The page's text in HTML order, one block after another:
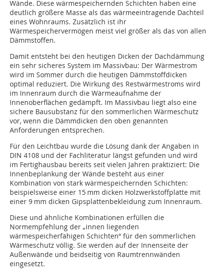
Wände. Diese wärmespeichern­den Schichten haben eine
deutlich größere Masse als das wärmeeintragende Dachteil
eines Wohnraums. Zusätzlich ist ihr
Wärmespeichervermögen meist viel größer als das von allen
Dämmstoffen.
Damit entsteht bei den heutigen Dicken der Dachdämmung
ein sehr sicheres System im Massivbau: Der Wärmestrom
wird im Sommer durch die heutigen Dämmstoffdicken
optimal reduziert. Die Wirkung des Restwärmestroms wird
im Innenraum durch die Wärmeaufnahme der
Innenoberflächen gedämpft. Im Massivbau liegt also eine
sichere Bausub­stanz für den sommerlichen Wärmeschutz
vor, wenn die Dämmdicken den oben genannten
Anforderungen entsprechen.
Für den Leichtbau wurde die Lösung dank der Angaben in
DIN 4108 und der Fachliteratur längst gefunden und wird
im Fertighausbau bereits seit vielen Jahren praktiziert: Die
Innenbeplankung der Wände besteht aus einer
Kombination von stark wärmespeichernden Schichten:
beispielsweise einer 15 mm dicken Holzwerkstoffplatte mit
einer 9 mm dicken Gipsplattenbekleidung zum Innenraum.
Diese und ähnliche Kombinationen erfüllen die
Normempfehlung der „innen liegenden
wärmespeicherfähigen Schichten“ für den sommerlichen
Wärmeschutz völlig. Sie werden auf der Innenseite der
Außenwände und beid­seitig von Raumtrennwänden
eingesetzt.